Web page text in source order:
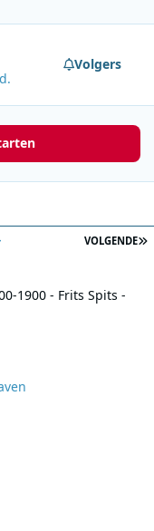
Volgers
VOLGENDE
1900 - Frits Spits -